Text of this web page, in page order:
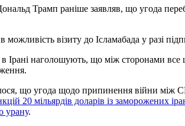
Трамп раніше заявляв, що угода
можливість візиту до Ісламабада у разі
Ірані наголошують, що між сторонами все
що угода щодо припинення війни між
20 мільярдів доларів із заморожених
урану.